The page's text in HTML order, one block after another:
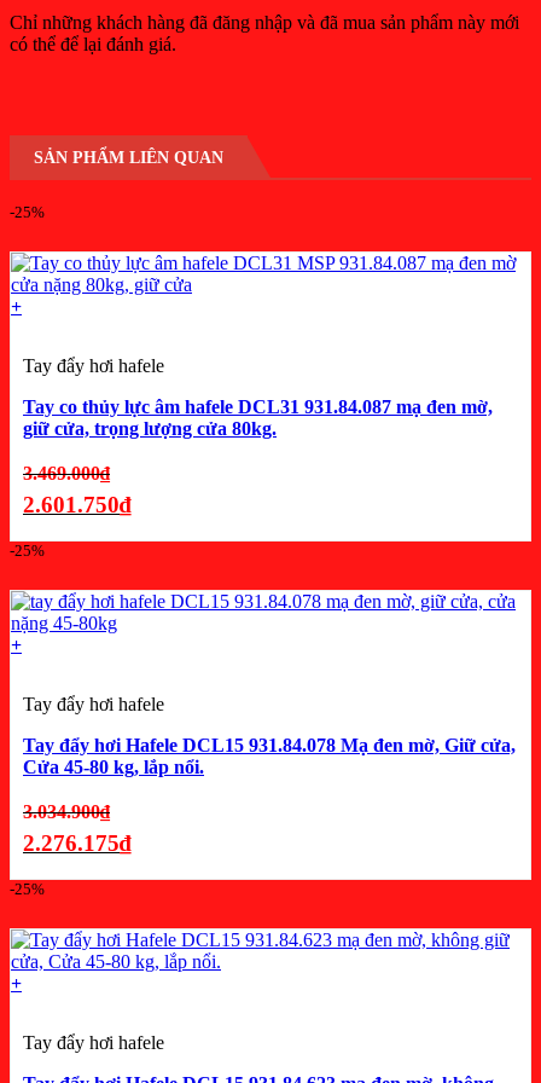
Chỉ những khách hàng đã đăng nhập và đã mua sản phẩm này mới
có thể để lại đánh giá.
SẢN PHẨM LIÊN QUAN
-25%
+
Tay đẩy hơi hafele
Tay co thủy lực âm hafele DCL31 931.84.087 mạ đen mờ,
giữ cửa, trọng lượng cửa 80kg.
3.469.000₫Giá
gốc
2.601.750₫
tại
là:
-25%
+
Tay đẩy hơi hafele
Tay đẩy hơi Hafele DCL15 931.84.078 Mạ đen mờ, Giữ cửa,
Cửa 45-80 kg, lắp nổi.
3.034.900₫Giá
gốc
2.276.175₫
tại
là:
-25%
+
Tay đẩy hơi hafele